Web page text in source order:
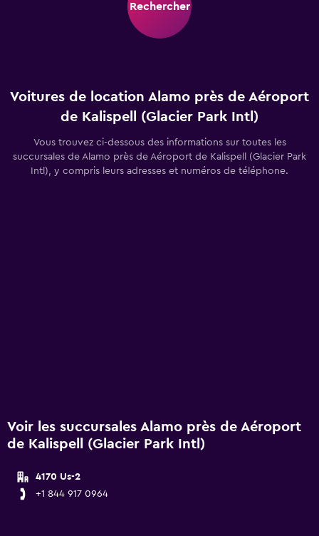
Rechercher
Voitures de location Alamo près de Aéroport
de Kalispell (Glacier Park Intl)
Vous trouvez ci-dessous des informations sur toutes les
succursales de Alamo près de Aéroport de Kalispell (Glacier Park
Intl), y compris leurs adresses et numéros de téléphone.
Voir les succursales Alamo près de Aéroport
de Kalispell (Glacier Park Intl)
4170 Us-2
+1 844 917 0964